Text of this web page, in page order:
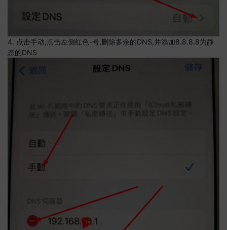
4. 点击手动,点击左侧红色-号,删除多余的DNS,并添加8.8.8.8为静
态的DNS